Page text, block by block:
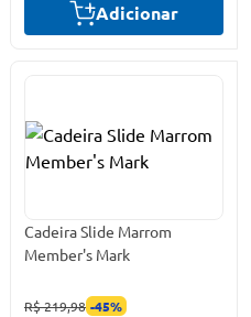
Adicionar
Cadeira Slide Marrom
Member's Mark
R$ 219,98 -45%